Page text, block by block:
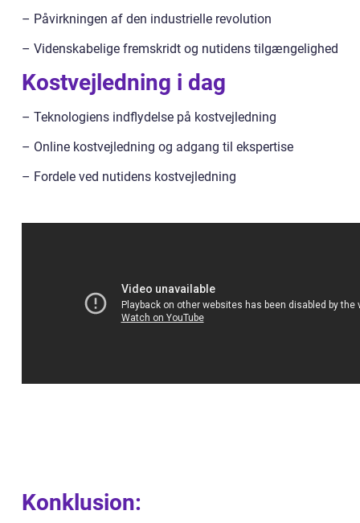
– Påvirkningen af den industrielle revolution
– Videnskabelige fremskridt og nutidens tilgængelighed
Kostvejledning i dag
– Teknologiens indflydelse på kostvejledning
– Online kostvejledning og adgang til ekspertise
– Fordele ved nutidens kostvejledning
Konklusion: